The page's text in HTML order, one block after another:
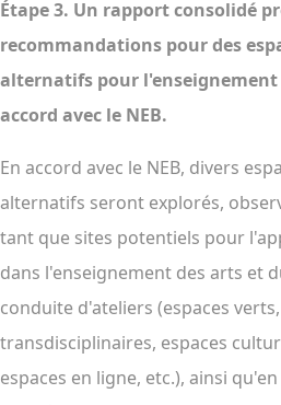
Étape 3. Un rapport consolidé
recommandations pour des
alternatifs pour l'enseignement
accord avec le NEB.
En accord avec le NEB, divers
alternatifs seront explorés,
tant que sites potentiels pour
dans l'enseignement des arts et
conduite d'ateliers (espaces
transdisciplinaires, espaces
espaces en ligne, etc.), ainsi